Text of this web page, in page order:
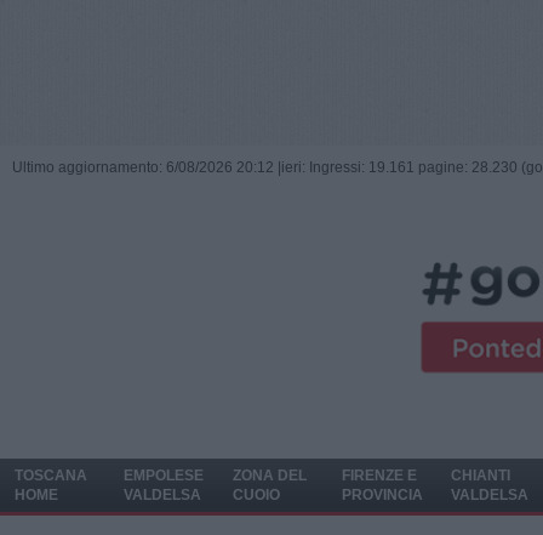
Ultimo aggiornamento: 6/08/2026 20:12 | ieri: Ingressi: 19.161 pagine: 28.230
TOSCANA
HOME
EMPOLESE
VALDELSA
ZONA DEL
CUOIO
FIRENZE E
PROVINCIA
CHIANTI
VALDELSA